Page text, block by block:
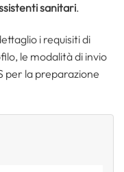
sanitari.
i requisiti di
le modalità di invio
per la preparazione